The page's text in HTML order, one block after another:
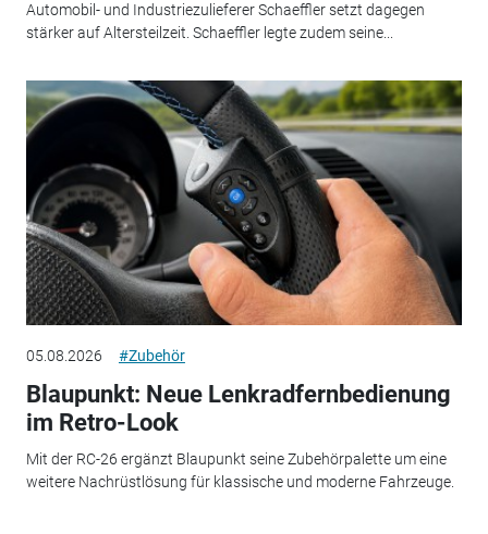
Automobil- und Industriezulieferer Schaeffler setzt dagegen
stärker auf Altersteilzeit. Schaeffler legte zudem seine...
05.08.2026 #Zubehör
Blaupunkt: Neue Lenkradfernbedienung
im Retro-Look
Mit der RC-26 ergänzt Blaupunkt seine Zubehörpalette um eine
weitere Nachrüstlösung für klassische und moderne Fahrzeuge.